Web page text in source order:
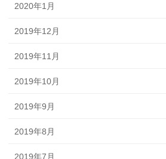
2020年1月
2019年12月
2019年11月
2019年10月
2019年9月
2019年8月
2019年7月